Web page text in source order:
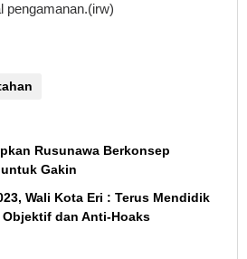
pengamanan.(irw)
Rusunawa Berkonsep
Gakin
Wali Kota Eri : Terus Mendidik
dan Anti-Hoaks